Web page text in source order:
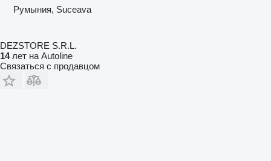
Румыния, Suceava
DEZSTORE S.R.L.
14лет на Autoline
Связаться с продавцом